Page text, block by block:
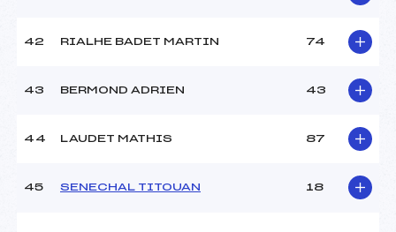
42 RIALHE BADET MARTIN 74
43 BERMOND ADRIEN 43
44 LAUDET MATHIS 87
45 SENECHAL TITOUAN 18